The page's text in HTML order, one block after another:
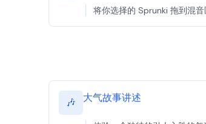
将你选择的 Sprunki 拖到混
🎶 大气故事讲述